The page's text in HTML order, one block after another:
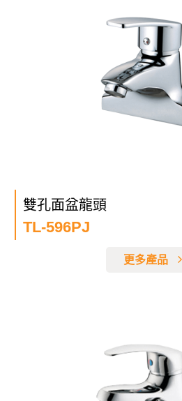
雙孔面盆龍頭
TL-596PJ
更多產品